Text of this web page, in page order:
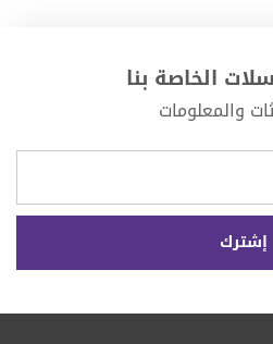
الخاصة بنا
والمعلومات